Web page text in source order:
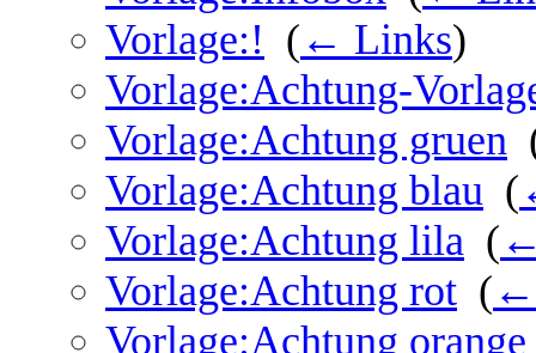
Vorlage:! ( ← Links)
Vorlage:Achtung-
Vorlage:Achtung gruen
Vorlage:Achtung blau (
Vorlage:Achtung lila (
Vorlage:Achtung rot ( ←
Vorlage:Achtung orange